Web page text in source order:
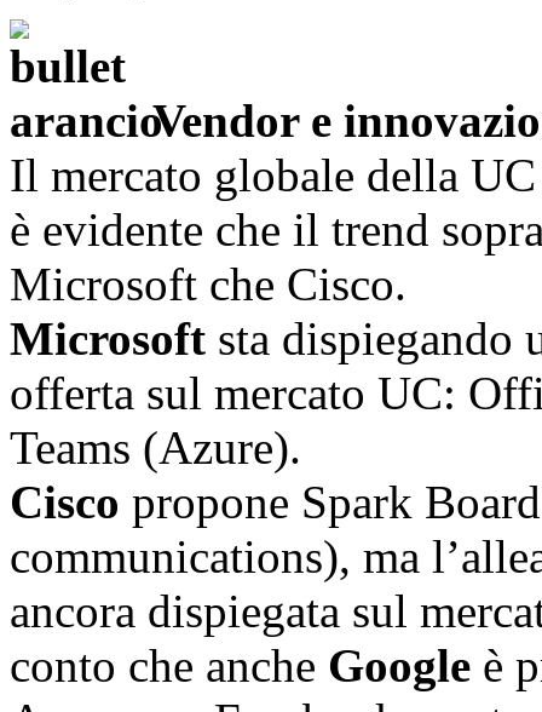
Vendor e
Il mercato globale della
è evidente che il trend
Microsoft che Cisco.
Microsoft sta dispiegando
offerta sul mercato UC:
Teams (Azure).
Cisco propone Spark
communications), ma
ancora dispiegata sul
conto che anche Google è